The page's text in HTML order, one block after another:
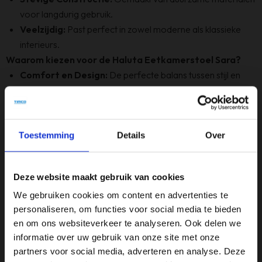
Toestemming Details Over
Deze website maakt gebruik van cookies
We gebruiken cookies om content en advertenties te
personaliseren, om functies voor social media te bieden
en om ons websiteverkeer te analyseren. Ook delen we
informatie over uw gebruik van onze site met onze
partners voor social media, adverteren en analyse. Deze
voor langdurig gebruik.
Veelzijdig: Past perfect in zowel moderne als klassieke
interieurs.
Waarom kiezen voor de Haluta Eetkamerstoel Sara?
Comfort en Design: De perfecte balans tussen stijl en
zitgemak.
Kleurrijke Warmte:
De Rhythm Bruine kleur voegt een
Onderhoudsvriendelijk:De polyester bekleding is
eenvoudig schoon te houden.
Eetkamerstoel Sara. Bestel nu en geef uw eetkamer een
verfijnde upgrade!
Specificaties